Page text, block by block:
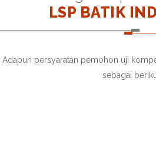
LSP BATIK
Adapun persyaratan pemohon uji
sebagai